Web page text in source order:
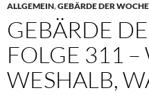
ALLGEMEIN,GEBÄRDE DER WOCHE
GEBÄRDE
FOLGE 311 –
WESHALB,